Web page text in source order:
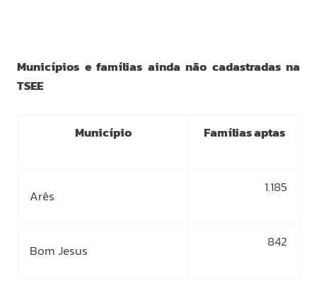
Municípios e famílias ainda não cadastradas na
TSEE
Município Famílias aptas
Arês 1.185
Bom Jesus 842